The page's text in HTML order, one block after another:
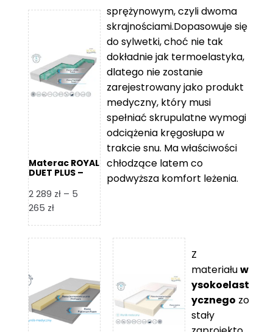
1
139 zł
do
2
109 zł
od
2
360 zł
5
365 zł
Materac ROYAL
DUET PLUS –
2 289 zł – 5
265 złZakres
od
do
5
265 zł
sprężynowym, czyli dwoma
skrajnościami.Dopasowuje się
do sylwetki, choć nie tak
dokładnie jak termoelastyka,
dlatego nie zostanie
zarejestrowany jako produkt
medyczny, który musi
spełniać skrupulatne wymogi
odciążenia kręgosłupa w
trakcie snu. Ma właściwości
chłodzące latem co
podwyższa komfort leżenia.
Z
materiałuw
ysokoelast
ycznego zo
stały